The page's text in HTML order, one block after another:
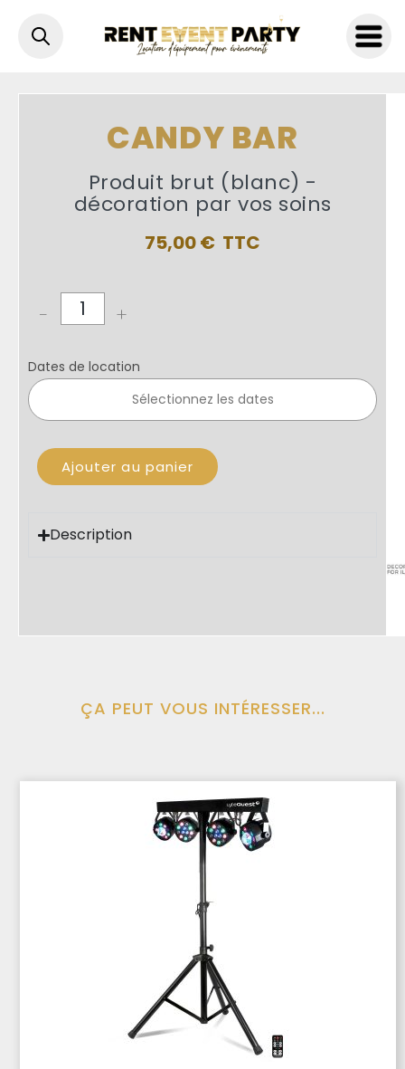
Décoration > Accessoire de fête
CANDY BAR
Produit brut (blanc) -
décoration par vos soins
75,00€
- +
Dates de location
Ajouter au panier
Description
ÇA PEUT VOUS INTÉRESSER...